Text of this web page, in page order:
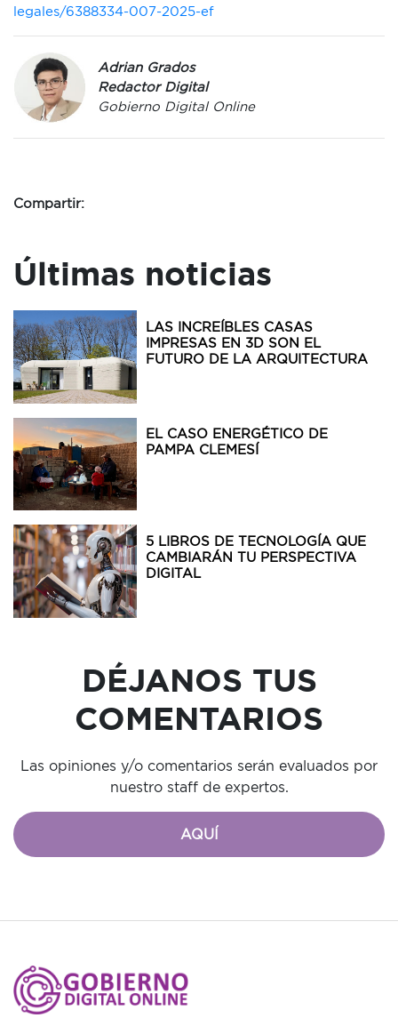
legales/6388334-007-2025-ef
Adrian Grados
Redactor Digital
Gobierno Digital Online
Compartir:
Últimas noticias
LAS INCREÍBLES CASAS
IMPRESAS EN 3D SON EL
FUTURO DE LA ARQUITECTURA
EL CASO ENERGÉTICO DE
PAMPA CLEMESÍ
5 LIBROS DE TECNOLOGÍA QUE
CAMBIARÁN TU PERSPECTIVA
DIGITAL
DÉJANOS TUS
COMENTARIOS
Las opiniones y/o comentarios serán evaluados por
nuestro staff de expertos.
AQUÍ